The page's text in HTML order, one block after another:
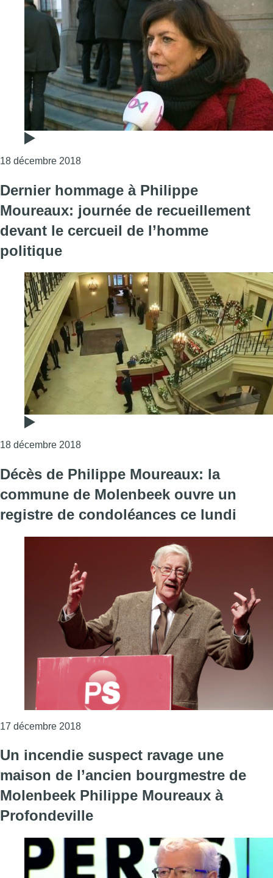
18 décembre 2018Consulter l'article "Les discours de la
Dernier hommage à Philippe
Moureaux: journée de recueillement
devant le cercueil de l’homme
politique
18 décembre 2018Consulter l'article "Dernier hommage à
Décès de Philippe Moureaux: la
commune de Molenbeek ouvre un
registre de condoléances ce lundi
17 décembre 2018Consulter l'article "Décès de Philippe
Un incendie suspect ravage une
maison de l’ancien bourgmestre de
Molenbeek Philippe Moureaux à
Profondeville